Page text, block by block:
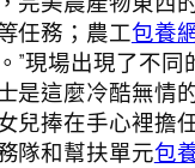
任務；農工包養
”現場出現了不同
是這麼冷酷無情
兒捧在手心裡擔
隊和幫扶單元包